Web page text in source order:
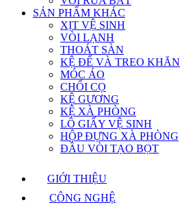
SẢN PHẨM KHÁC
XỊT VỆ SINH
VÒI LẠNH
THOÁT SÀN
KỆ ĐỂ VÀ TREO KHĂN
MÓC ÁO
CHỔI CỌ
KỆ GƯƠNG
KỆ XÀ PHÒNG
LÔ GIẤY VỆ SINH
HỘP ĐỰNG XÀ PHÒNG
ĐẦU VÒI TẠO BỌT
GIỚI THIỆU
CÔNG NGHỆ